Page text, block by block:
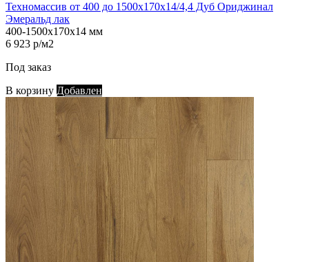
Техномассив от 400 до 1500х170х14/4,4 Дуб Ориджинал
Эмеральд лак
400-1500х170х14 мм
6 923 р/м2
Под заказ
В корзину Добавлен